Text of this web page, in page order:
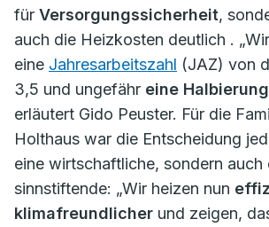
für Versorgungssicherheit,
auch die Heizkosten deutlich .
eine Jahresarbeitszahl (JAZ) von
3,5 und ungefähr eine
erläutert Gido Peuster. Für die
Holthaus war die Entscheidung
eine wirtschaftliche, sondern auch
sinnstiftende: „Wir heizen nun
klimafreundlicher und zeigen,